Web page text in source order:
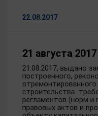
22.08.2017
21 августа
21.08.2017, выдано
построенного,
строительства
регламентов (норм и
правовых актов и